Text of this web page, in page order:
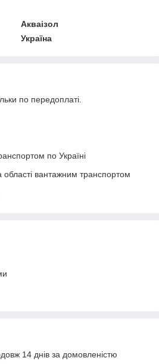
Акваізол
Україна
по передоплаті.
по Україні
області вантажним транспортом
14 днів за домовленістю